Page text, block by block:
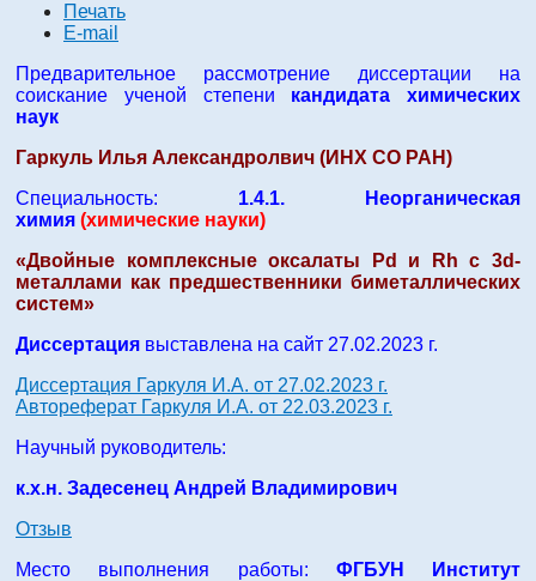
Печать
E-mail
Предварительное рассмотрение диссертации на
соискание ученой степени кандидата химических
наук
Гаркуль Илья Александролвич (ИНХ СО РАН)
Специальность: 1.4.1. Неорганическая
химия (химические науки)
«Двойные комплексные оксалаты Pd и Rh c 3d-
металлами как предшественники биметаллических
систем»
Диссертация выставлена на сайт 27.02.2023 г.
Диссертация Гаркуля И.А. от 27.02.2023 г.
Автореферат Гаркуля И.А. от 22.03.2023 г.
Научный руководитель:
к.х.н. Задесенец Андрей Владимирович
Отзыв
Место выполнения работы: ФГБУН Институт